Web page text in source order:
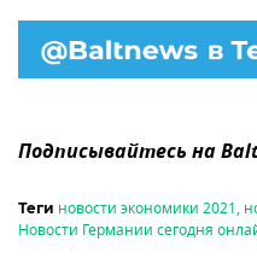
Подписывайтесь на
Теги новости экономики 2021,
Новости Германии сегодня